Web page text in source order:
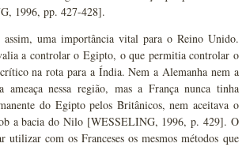
1996, pp. 427-428].
uma importância vital para o Reino Unido.
a controlar o Egipto, o que permitia controlar o
na rota para a Índia. Nem a Alemanha nem a
ameaça nessa região, mas a França nunca tinha
do Egipto pelos Britânicos, nem aceitava o
a bacia do Nilo [WESSELING, 1996, p. 429]. O
com os Franceses os mesmos métodos que